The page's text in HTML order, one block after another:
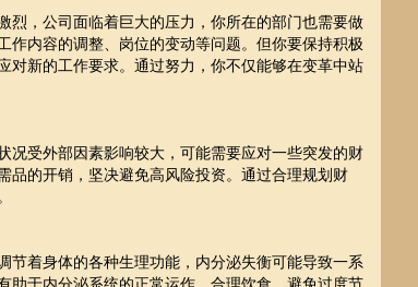
烈，公司面临着巨大的压力，你所在的部门也需要做
作内容的调整、岗位的变动等问题。但你要保持积极
对新的工作要求。通过努力，你不仅能够在变革中站
况受外部因素影响较大，可能需要应对一些突发的财
品的开销，坚决避免高风险投资。通过合理规划财
节着身体的各种生理功能，内分泌失衡可能导致一系